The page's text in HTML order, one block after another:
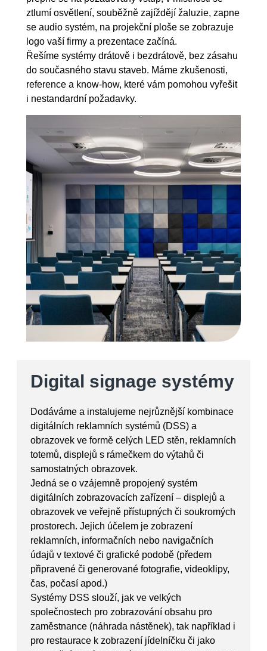
ztlumí osvětlení, souběžně zajíždějí žaluzie, zapne
se audio systém, na projekční ploše se zobrazuje
logo vaší firmy a prezentace začíná.
Řešíme systémy drátově i bezdrátově, bez zásahu
do současného stavu staveb. Máme zkušenosti,
reference a know-how, které vám pomohou vyřešit
i nestandardní požadavky.
Digital signage systémy
Dodáváme a instalujeme nejrůznější kombinace
digitálních reklamních systémů (DSS) a
obrazovek ve formě celých LED stěn, reklamních
totemů, displejů s rámečkem do výtahů či
samostatných obrazovek.
Jedná se o vzájemně propojený systém
digitálních zobrazovacích zařízení – displejů a
obrazovek ve veřejně přístupných či soukromých
prostorech. Jejich účelem je zobrazení
reklamních, informačních nebo navigačních
údajů v textové či grafické podobě (předem
připravené či generované fotografie, videoklipy,
čas, počasí apod.)
Systémy DSS slouží, jak ve velkých
společnostech pro zobrazování obsahu pro
zaměstnance (náhrada nástěnek), tak například i
pro restaurace k zobrazení jídelníčku či jako